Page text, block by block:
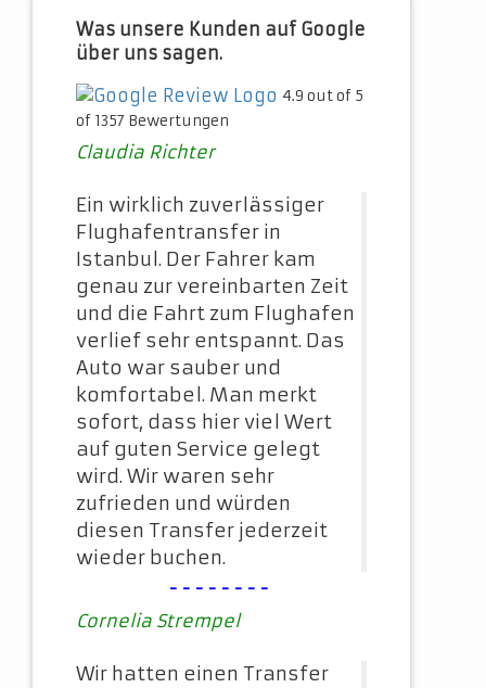
Was unsere Kunden auf Google
über uns sagen.
4.9 out of 5
of 1357 Bewertungen
Claudia Richter
Ein wirklich zuverlässiger
Flughafentransfer in
Istanbul. Der Fahrer kam
genau zur vereinbarten Zeit
und die Fahrt zum Flughafen
verlief sehr entspannt. Das
Auto war sauber und
komfortabel. Man merkt
sofort, dass hier viel Wert
auf guten Service gelegt
wird. Wir waren sehr
zufrieden und würden
diesen Transfer jederzeit
wieder buchen.
--------
Cornelia Strempel
Wir hatten einen Transfer